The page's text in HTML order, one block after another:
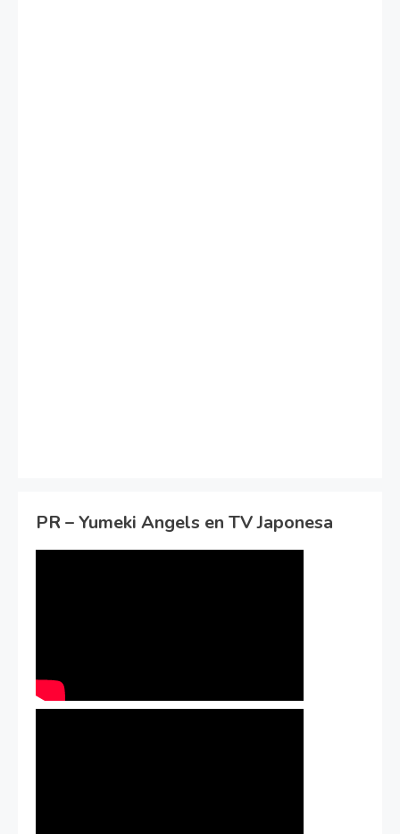
PR – Yumeki Angels en TV Japonesa